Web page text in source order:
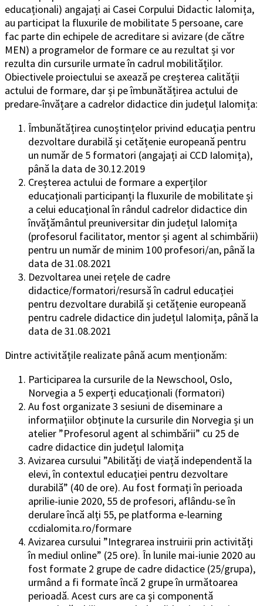
educaționali) angajați ai Casei Corpului Didactic Ialomița,
au participat la fluxurile de mobilitate 5 persoane, care
fac parte din echipele de acreditare si avizare (de către
MEN) a programelor de formare ce au rezultat și vor
rezulta din cursurile urmate în cadrul mobilităților.
Obiectivele proiectului se axează pe creșterea calității
actului de formare, dar și pe îmbunătățirea actului de
predare-învățare a cadrelor didactice din județul Ialomița:
Îmbunătățirea cunoștințelor privind educația pentru
dezvoltare durabilă și cetățenie europeană pentru
un număr de 5 formatori (angajați ai CCD Ialomița),
până la data de 30.12.2019
Creșterea actului de formare a experților
educaționali participanți la fluxurile de mobilitate și
a celui educațional în rândul cadrelor didactice din
învățământul preuniversitar din județul Ialomița
(profesorul facilitator, mentor și agent al schimbării)
pentru un număr de minim 100 profesori/an, până la
data de 31.08.2021
Dezvoltarea unei rețele de cadre
didactice/formatori/resursă în cadrul educației
pentru dezvoltare durabilă și cetățenie europeană
pentru cadrele didactice din județul Ialomița, până la
data de 31.08.2021
Dintre activitățile realizate până acum menționăm:
Participarea la cursurile de la Newschool, Oslo,
Norvegia a 5 experți educaționali (formatori)
Au fost organizate 3 sesiuni de diseminare a
informațiilor obținute la cursurile din Norvegia și un
atelier ”Profesorul agent al schimbării” cu 25 de
cadre didactice din județul Ialomița
Avizarea cursului ”Abilități de viață independentă la
elevi, în contextul educației pentru dezvoltare
durabilă” (40 de ore). Au fost formați în perioada
aprilie-iunie 2020, 55 de profesori, aflându-se în
derulare încă alți 55, pe platforma e-learning
ccdialomita.ro/formare
Avizarea cursului ”Integrarea instruirii prin activități
în mediul online” (25 ore). În lunile mai-iunie 2020 au
fost formate 2 grupe de cadre didactice (25/grupa),
urmând a fi formate încă 2 grupe în următoarea
perioadă. Acest curs are ca și componentă